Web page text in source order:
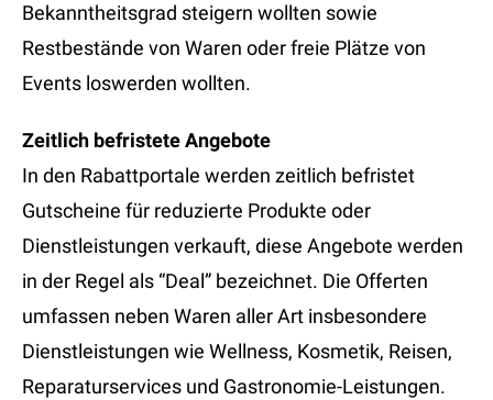
Bekanntheitsgrad steigern wollten sowie
Restbestände von Waren oder freie Plätze von
Events loswerden wollten.
Zeitlich befristete Angebote
In den Rabattportale werden zeitlich befristet
Gutscheine für reduzierte Produkte oder
Dienstleistungen verkauft, diese Angebote werden
in der Regel als “Deal” bezeichnet. Die Offerten
umfassen neben Waren aller Art insbesondere
Dienstleistungen wie Wellness, Kosmetik, Reisen,
Reparaturservices und Gastronomie-Leistungen.